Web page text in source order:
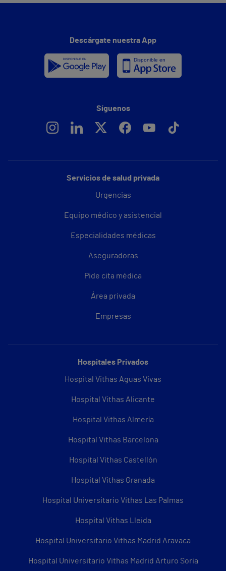
Servicios de salud privada
Urgencias
Equipo médico y asistencial
Especialidades médicas
Aseguradoras
Pide cita médica
Área privada
Empresas
Hospitales Privados
Hospital Vithas Aguas Vivas
Hospital Vithas Alicante
Hospital Vithas Almería
Hospital Vithas Barcelona
Hospital Vithas Castellón
Hospital Vithas Granada
Hospital Universitario Vithas Las Palmas
Hospital Vithas Lleida
Hospital Universitario Vithas Madrid Aravaca
Hospital Universitario Vithas Madrid Arturo Soria
Descárgate nuestra App
Síguenos